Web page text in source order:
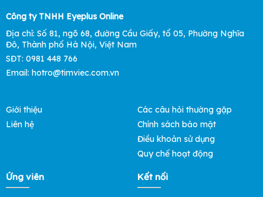
Công ty TNHH Eyeplus Online
Địa chỉ: Số 81, ngõ 68, đường Cầu Giấy, tổ 05, Phường Nghĩa
Đô, Thành phố Hà Nội, Việt Nam
SĐT: 0981 448 766
Email: hotro@timviec.com.vn
Giới thiệu
Liên hệ
Các câu hỏi thường gặp
Chính sách bảo mật
Điều khoản sử dụng
Quy chế hoạt động
Ứng viên Kết nối